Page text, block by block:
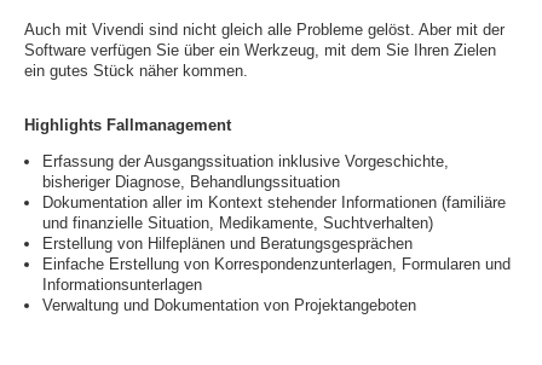
Auch mit Vivendi sind nicht gleich alle Probleme gelöst. Aber mit der
Software verfügen Sie über ein Werkzeug, mit dem Sie Ihren Zielen
ein gutes Stück näher kommen.
Highlights Fallmanagement
Erfassung der Ausgangssituation inklusive Vorgeschichte,
bisheriger Diagnose, Behandlungssituation
Dokumentation aller im Kontext stehender Informationen (familiäre
und finanzielle Situation, Medikamente, Suchtverhalten)
Erstellung von Hilfeplänen und Beratungsgesprächen
Einfache Erstellung von Korrespondenzunterlagen, Formularen und
Informationsunterlagen
Verwaltung und Dokumentation von Projektangeboten